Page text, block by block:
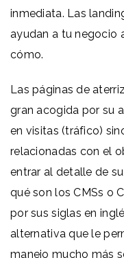
inmediata. Las
ayudan a tu negocio
cómo.
Las páginas de
gran acogida por su
en visitas (tráfico)
relacionadas con el
entrar al detalle de
qué son los CMSs o
por sus siglas en
alternativa que le
manejo mucho más